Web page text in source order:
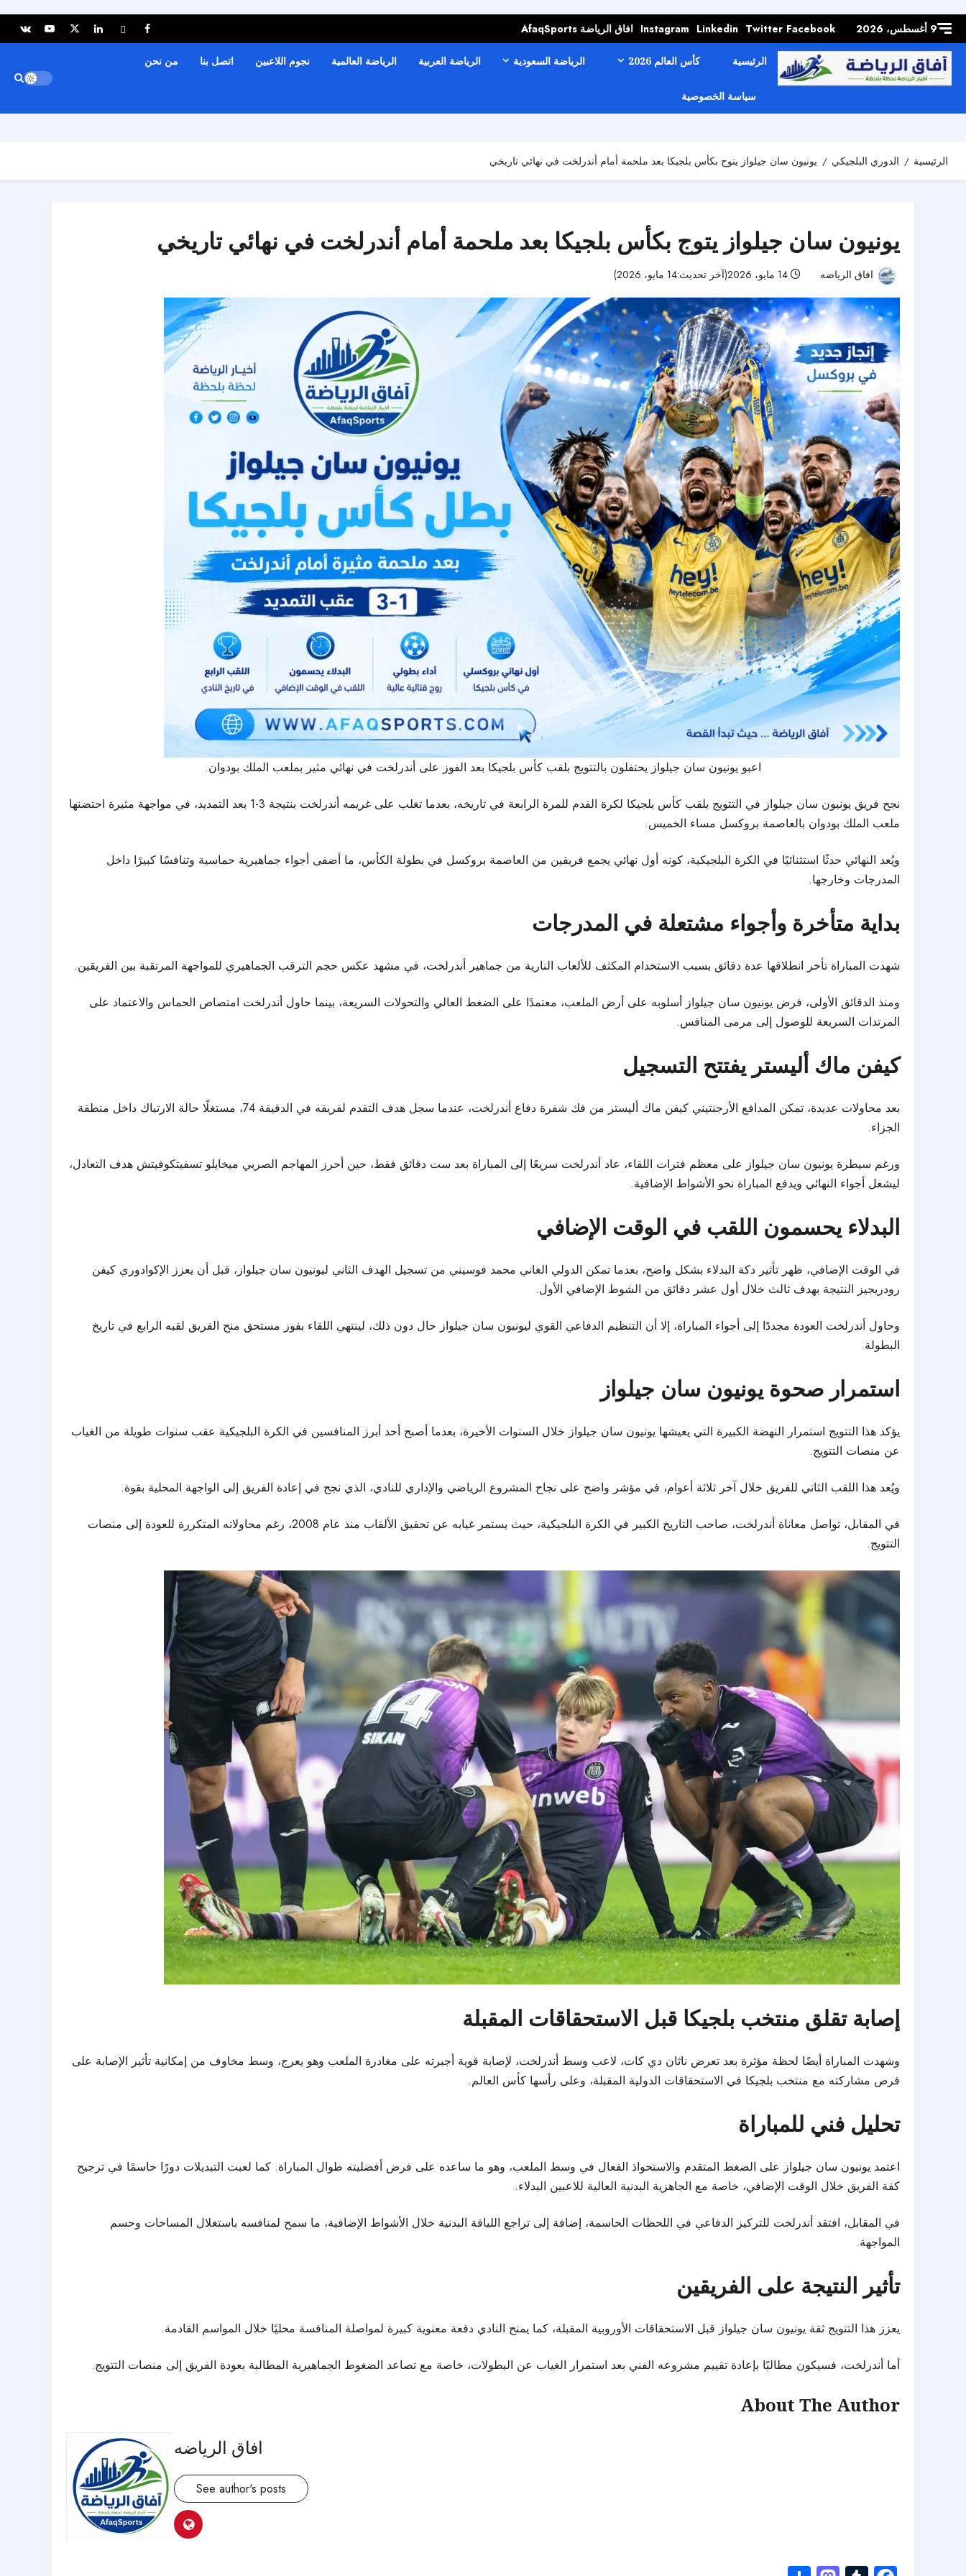
content9 أغسطس، 2026 Facebook
Twitter
Linkedin
Instagram افاق الرياضة AfaqSports
الرئيسية كأس العالم 2026 الرياضة السعودية الرياضة العربية الرياضة العالمية نجوم اللاعبين اتصل بنا من نحن
سياسة الخصوصية
الرئيسية الدوري البلجيكي يونيون سان جيلواز يتوج بكأس بلجيكا بعد ملحمة أمام أندرلخت في نهائي تاريخي
يونيون سان جيلواز يتوج بكأس بلجيكا بعد ملحمة أمام أندرلخت في نهائي تاريخي
افاق الرياضه
اعبو يونيون سان جيلواز يحتفلون بالتتويج بلقب كأس بلجيكا بعد الفوز على أندرلخت في نهائي مثير بملعب الملك بودوان.
نجح فريق يونيون سان جيلواز في التتويج بلقب كأس بلجيكا لكرة القدم للمرة الرابعة في تاريخه، بعدما تغلب على غريمه أندرلخت بنتيجة 3-1 بعد التمديد، في مواجهة مثيرة احتضنها
ملعب الملك بودوان بالعاصمة بروكسل مساء الخميس.
ويُعد النهائي حدثًا استثنائيًا في الكرة البلجيكية، كونه أول نهائي يجمع فريقين من العاصمة بروكسل في بطولة الكأس، ما أضفى أجواء جماهيرية حماسية وتنافسًا كبيرًا داخل
المدرجات وخارجها.
بداية متأخرة وأجواء مشتعلة في المدرجات
شهدت المباراة تأخر انطلاقها عدة دقائق بسبب الاستخدام المكثف للألعاب النارية من جماهير أندرلخت، في مشهد عكس حجم الترقب الجماهيري للمواجهة المرتقبة بين الفريقين.
ومنذ الدقائق الأولى، فرض يونيون سان جيلواز أسلوبه على أرض الملعب، معتمدًا على الضغط العالي والتحولات السريعة، بينما حاول أندرلخت امتصاص الحماس والاعتماد على
المرتدات السريعة للوصول إلى مرمى المنافس.
كيفن ماك أليستر يفتتح التسجيل
بعد محاولات عديدة، تمكن المدافع الأرجنتيني كيفن ماك أليستر من فك شفرة دفاع أندرلخت، عندما سجل هدف التقدم لفريقه في الدقيقة 74، مستغلًا حالة الارتباك داخل منطقة
الجزاء.
ورغم سيطرة يونيون سان جيلواز على معظم فترات اللقاء، عاد أندرلخت سريعًا إلى المباراة بعد ست دقائق فقط، حين أحرز المهاجم الصربي ميخايلو تسفيتكوفيتش هدف التعادل،
ليشعل أجواء النهائي ويدفع المباراة نحو الأشواط الإضافية.
البدلاء يحسمون اللقب في الوقت الإضافي
في الوقت الإضافي، ظهر تأثير دكة البدلاء بشكل واضح، بعدما تمكن الدولي الغاني محمد فوسيني من تسجيل الهدف الثاني ليونيون سان جيلواز، قبل أن يعزز الإكوادوري كيفن
رودريجيز النتيجة بهدف ثالث خلال أول عشر دقائق من الشوط الإضافي الأول.
وحاول أندرلخت العودة مجددًا إلى أجواء المباراة، إلا أن التنظيم الدفاعي القوي ليونيون سان جيلواز حال دون ذلك، لينتهي اللقاء بفوز مستحق منح الفريق لقبه الرابع في تاريخ
البطولة.
استمرار صحوة يونيون سان جيلواز
يؤكد هذا التتويج استمرار النهضة الكبيرة التي يعيشها يونيون سان جيلواز خلال السنوات الأخيرة، بعدما أصبح أحد أبرز المنافسين في الكرة البلجيكية عقب سنوات طويلة من الغياب
عن منصات التتويج.
ويُعد هذا اللقب الثاني للفريق خلال آخر ثلاثة أعوام، في مؤشر واضح على نجاح المشروع الرياضي والإداري للنادي، الذي نجح في إعادة الفريق إلى الواجهة المحلية بقوة.
في المقابل، تواصل معاناة أندرلخت، صاحب التاريخ الكبير في الكرة البلجيكية، حيث يستمر غيابه عن تحقيق الألقاب منذ عام 2008، رغم محاولاته المتكررة للعودة إلى منصات
التتويج.
إصابة تقلق منتخب بلجيكا قبل الاستحقاقات المقبلة
وشهدت المباراة أيضًا لحظة مؤثرة بعد تعرض ناثان دي كات، لاعب وسط أندرلخت، لإصابة قوية أجبرته على مغادرة الملعب وهو يعرج، وسط مخاوف من إمكانية تأثير الإصابة على
فرص مشاركته مع منتخب بلجيكا في الاستحقاقات الدولية المقبلة، وعلى رأسها كأس العالم.
تحليل فني للمباراة
اعتمد يونيون سان جيلواز على الضغط المتقدم والاستحواذ الفعال في وسط الملعب، وهو ما ساعده على فرض أفضليته طوال المباراة. كما لعبت التبديلات دورًا حاسمًا في ترجيح
كفة الفريق خلال الوقت الإضافي، خاصة مع الجاهزية البدنية العالية للاعبين البدلاء.
في المقابل، افتقد أندرلخت للتركيز الدفاعي في اللحظات الحاسمة، إضافة إلى تراجع اللياقة البدنية خلال الأشواط الإضافية، ما سمح لمنافسه باستغلال المساحات وحسم
المواجهة.
تأثير النتيجة على الفريقين
يعزز هذا التتويج ثقة يونيون سان جيلواز قبل الاستحقاقات الأوروبية المقبلة، كما يمنح النادي دفعة معنوية كبيرة لمواصلة المنافسة محليًا خلال المواسم القادمة.
أما أندرلخت، فسيكون مطالبًا بإعادة تقييم مشروعه الفني بعد استمرار الغياب عن البطولات، خاصة مع تصاعد الضغوط الجماهيرية المطالبة بعودة الفريق إلى منصات التتويج.
About The Author
افاق الرياضه
See author's posts